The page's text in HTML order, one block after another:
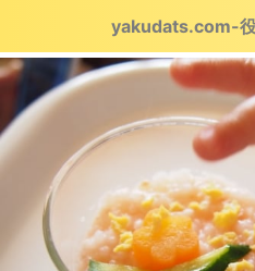
yakudats.com-